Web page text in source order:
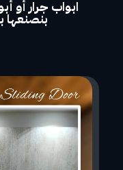
ابواب جرار أو
بنصنعها